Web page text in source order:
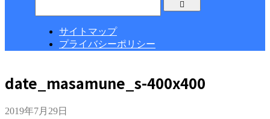
サイトマップ
プライバシーポリシー
date_masamune_s-400x400
2019年7月29日